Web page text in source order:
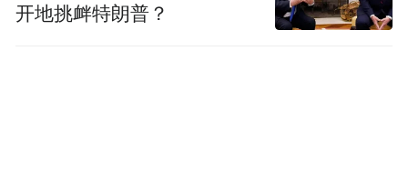
开地挑衅特朗普？